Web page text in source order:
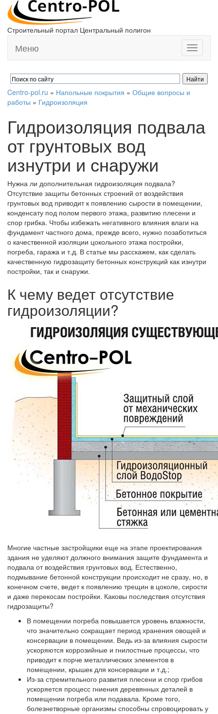
Строительный портал Центральный полигон
Toggle
Меню
Centro-pol.ru » Напольные покрытия » Общие вопросы и
работы » Гидроизоляция
Гидроизоляция подвала
от грунтовых вод
изнутри и снаружи
Нужна ли дополнительная гидроизоляция подвала?
Отсутствие защиты бетонных строений от воздействия
грунтовых вод приводит к появлению сырости в помещении,
конденсату под полом первого этажа, развитию плесени и
спор грибка. Чтобы избежать негативного влияния влаги на
фундамент частного дома, прежде всего, нужно позаботиться
о качественной изоляции цокольного этажа постройки,
погреба, гаража и т.д. В статье мы расскажем, как сделать
качественную гидрозащиту бетонных конструкций как изнутри
постройки, так и снаружи.
К чему ведет отсутствие
гидроизоляции?
Многие частные застройщики еще на этапе проектирования
здания не уделяют должного внимания защите фундамента и
подвала от воздействия грунтовых вод. Естественно,
подмывание бетонной конструкции происходит не сразу, но, в
конечном счете, ведет к появлению трещин в цоколе, сирости
и даже перекосам постройки. Каковы последствия отсутствия
гидрозащиты?
В помещении погреба повышается уровень влажности,
что значительно сокращает период хранения овощей и
консервации в помещении. Ведь из-за влияния сырости
ускоряются коррозийные и гнилостные процессы, что
приводит к порче металлических элементов в
помещении, крышек для консервации и т.д.;
Из-за стремительного развития плесени и спор грибов
ускоряется процесс гниения деревянных деталей в
помещении погреба или подавала. Кроме того,
болезнетворные организмы способны спровоцировать у